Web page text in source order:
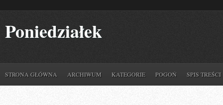
Poniedziałek
STRONA GŁÓWNA ARCHIWUM KATEGORIE POGOŃ SPIS TREŚCI